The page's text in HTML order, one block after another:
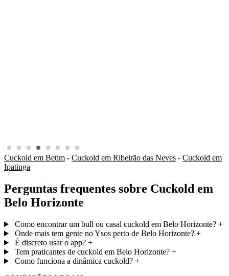
Cuckold em Betim - Cuckold em Ribeirão das Neves - Cuckold em
Ipatinga
Perguntas frequentes sobre Cuckold em
Belo Horizonte
Como encontrar um bull ou casal cuckold em Belo Horizonte? +
Onde mais tem gente no Ysos perto de Belo Horizonte? +
É discreto usar o app? +
Tem praticantes de cuckold em Belo Horizonte? +
Como funciona a dinâmica cuckold? +